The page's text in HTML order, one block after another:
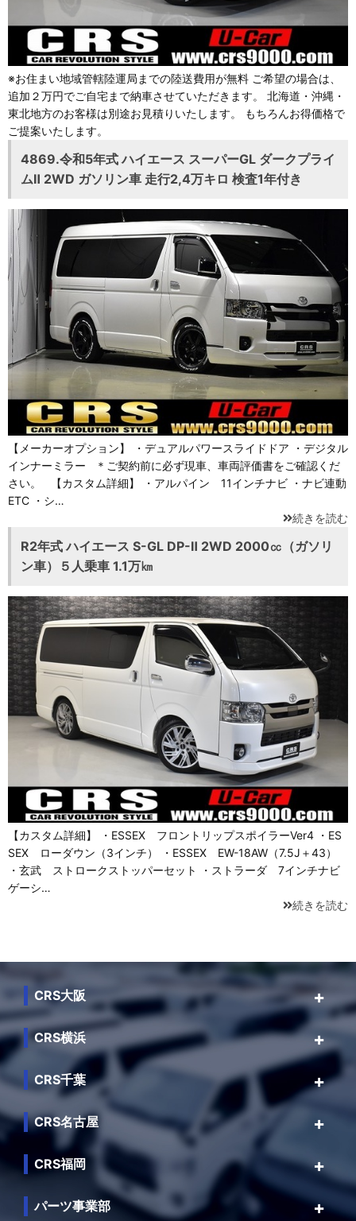
※お住まい地域管轄陸運局までの陸送費用が無料 ご希望の場合は、
追加２万円でご自宅まで納車させていただきます。 北海道・沖縄・
東北地方のお客様は別途お見積りいたします。 もちろんお得価格で
ご提案いたします。
4869.令和5年式 ハイエース スーパーGL ダークプライ
ムⅡ 2WD ガソリン車 走行2,4万キロ 検査1年付き
【メーカーオプション】 ・デュアルパワースライドドア ・デジタル
インナーミラー ＊ご契約前に必ず現車、車両評価書をご確認くだ
さい。 【カスタム詳細】 ・アルパイン 11インチナビ ・ナビ連動
ETC ・シ…
続きを読む
R2年式 ハイエース S-GL DP-Ⅱ 2WD 2000㏄（ガソリ
ン車）５人乗車 1.1万㎞
【カスタム詳細】 ・ESSEX フロントリップスポイラーVer4 ・ES
SEX ローダウン（3インチ） ・ESSEX EW-18AW（7.5J＋43）
・玄武 ストロークストッパーセット ・ストラーダ 7インチナビ
ゲーシ…
続きを読む
CRS大阪
CRS横浜
CRS千葉
CRS名古屋
CRS福岡
パーツ事業部